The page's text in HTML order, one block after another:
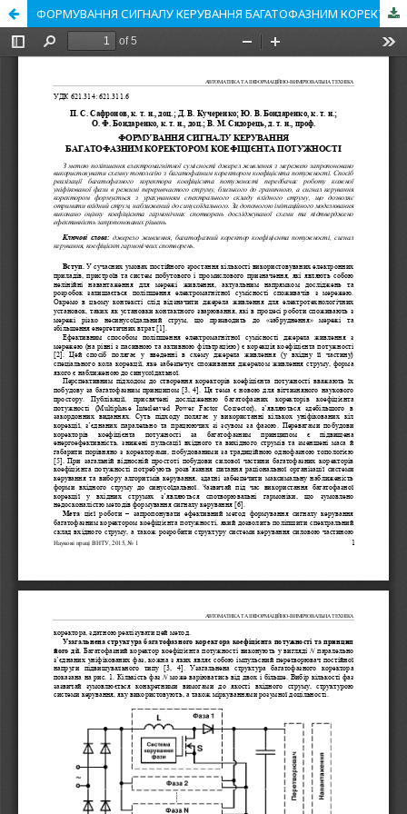
ФОРМУВАННЯ СИГНАЛУ КЕРУВАННЯ БАГАТОФАЗНИМ КОРЕКТОРОМ КОЕФІЦІЄНТА ПОТУЖНОСТІ